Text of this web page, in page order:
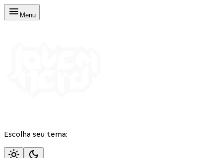
Menu
Escolha seu tema: